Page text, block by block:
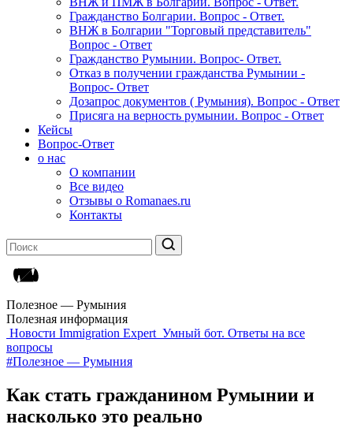
Гражданство Болгарии. Вопрос - Ответ.
ВНЖ в Болгарии "Торговый представитель"
Вопрос - Ответ
Гражданство Румынии. Вопрос- Ответ.
Отказ в получении гражданства Румынии -
Вопрос- Ответ
Дозапрос документов ( Румыния). Вопрос - Ответ
Присяга на верность румынии. Вопрос - Ответ
Кейсы
Вопрос-Ответ
о нас
О компании
Все видео
Отзывы о Romanaes.ru
Контакты
Полезное — Румыния
Полезная информация
Новости Immigration Expert Умный бот. Ответы на все
вопросы
#Полезное — Румыния
Как стать гражданином Румынии и
насколько это реально